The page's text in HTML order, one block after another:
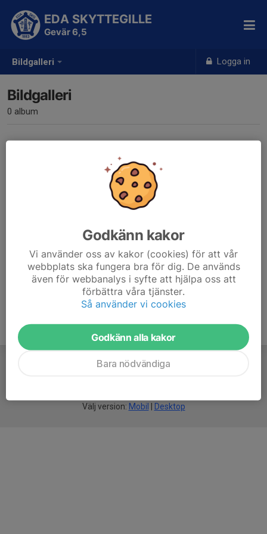
Bildgalleri Logga in
EDA SKYTTEGILLE
Gevär 6,5
Bildgalleri
0 album
Inga album skapade
Välj version: Mobil Desktop
Godkänn kakor
Vi använder oss av kakor (cookies) för att vår
webbplats ska fungera bra för dig. De används
även för webbanalys i syfte att hjälpa oss att
förbättra våra tjänster.
Så använder vi cookies
Godkänn alla kakor
Bara nödvändiga